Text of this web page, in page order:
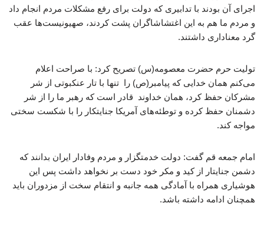
اجرای آن بودند با تدابیری که دولت برای رفع مشکلات مردم انجام داد
و مردم ما هم به این اغتشاشاگران پشت کردند، صهیونیست‌ها عقب
گرد معناداری داشتند.
تولیت حرم حضرت معصومه(س) تصریح کرد: با صراحت اعلام
می‌کنم همان خدایی که پیامبر(ص) را تنها با تار عنکبوتی از شر
مشرکان حفظ کرد، همان خداوند قادر است که رهبر ما را از شر
دشمنان حفظ کرده و توطئه‌های آمریکا جنایتکار را با شکست سختی
مواجه کند.
امام جمعه قم گفت: دولت خدمتگزار و مردم وفادار ایران بدانند که
دشمن جنایتار از کید و مکر خود دست بر نخواهد داشت پس این
هوشیاری همراه با آمادگی همه جانبه و انتقام سخت از مزدوران باید
همچنان ادامه داشته باشد.